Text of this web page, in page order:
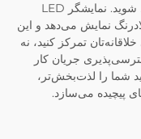
حرارتی را با حداقل آموزش به‌سرعت مسلط شوید. نمایشگر LED
نمایش می‌دهد و این
تمرکز کنید، نه
جریان کار
شما را لذت‌بخش‌تر،
پیچیده می‌سازد.